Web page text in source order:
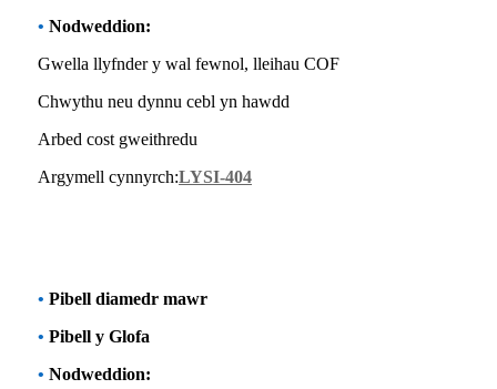
• Nodweddion:
Gwella llyfnder y wal fewnol, lleihau COF
Chwythu neu dynnu cebl yn hawdd
Arbed cost gweithredu
Argymell cynnyrch:LYSI-404
• Pibell diamedr mawr
• Pibell y Glofa
• Nodweddion: